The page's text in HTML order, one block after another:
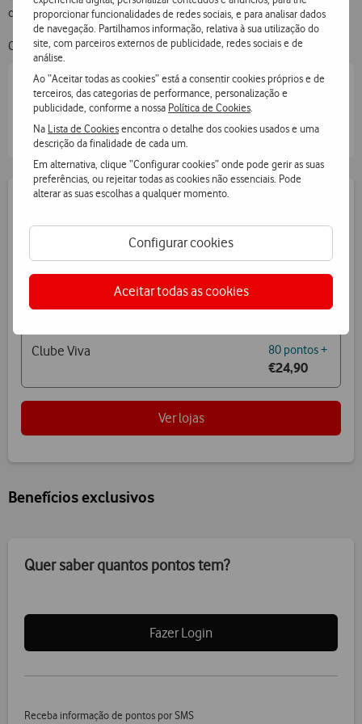
proporcionar funcionalidades de redes sociais, e para analisar dados
de navegação. Partilhamos informação, relativa à sua utilização do
site, com parceiros externos de publicidade, redes sociais e de
análise.
Ao “Aceitar todas as cookies” está a consentir cookies próprios e de
terceiros, das categorias de performance, personalização e
publicidade, conforme a nossa Política de Cookies
Na Lista de Cookiesencontra o detalhe dos cookies usados e uma
descrição da finalidade de cada um.
Em alternativa, clique “Configurar cookies” onde pode gerir as suas
preferências, ou rejeitar todas as cookies não essenciais. Pode
alterar as suas escolhas a qualquer momento.
Configurar cookies
Aceitar todas as cookies
chamadas.
Com conetor Lightning.
Escolha a cor: Branco
Escolha como pagar
- €15,00 sobre PVPR
Clube Viva 80 pontos +
€24,90
Ver lojas
Benefícios exclusivos
Quer saber quantos pontos tem?
Fazer Login
Receba informação de pontos por SMS